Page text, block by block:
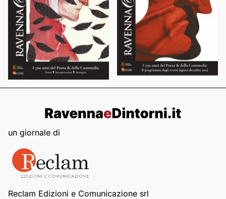
un giornale di
Reclam Edizioni e Comunicazione srl